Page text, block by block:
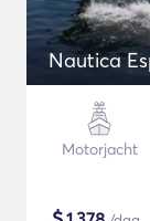
Nautica
Motorjacht